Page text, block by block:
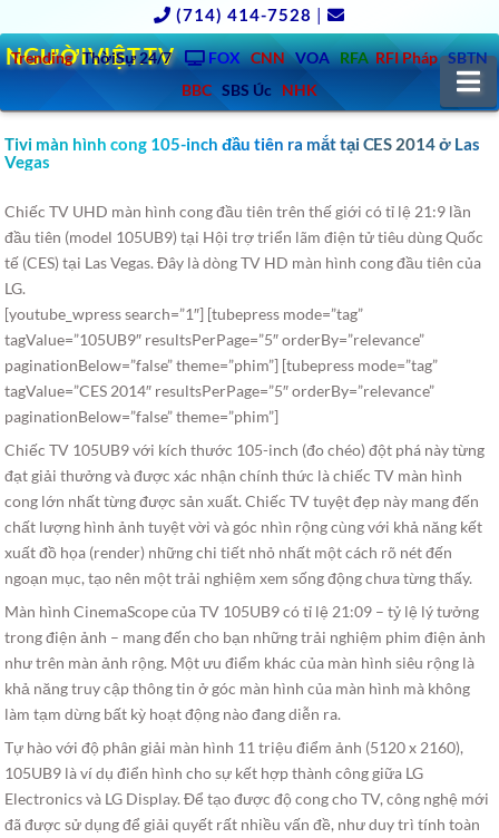
(714) 414-7528 |
Trending ThờiSự 24/7 FOX CNN VOA RFA RFI Pháp SBTN
BBC SBS Úc NHK
NGƯỜIVIỆT.TV
Tivi màn hình cong 105-inch đầu tiên ra mắt tại CES 2014 ở Las
Vegas
Chiếc TV UHD màn hình cong đầu tiên trên thế giới có tỉ lệ 21:9 lần
đầu tiên (model 105UB9) tại Hội trợ triển lãm điện tử tiêu dùng Quốc
tế (CES) tại Las Vegas. Đây là dòng TV HD màn hình cong đầu tiên của
LG.
[youtube_wpress search=”1″] [tubepress mode=”tag”
tagValue=”105UB9″ resultsPerPage=”5″ orderBy=”relevance”
paginationBelow=”false” theme=”phim”] [tubepress mode=”tag”
tagValue=”CES 2014″ resultsPerPage=”5″ orderBy=”relevance”
paginationBelow=”false” theme=”phim”]
Chiếc TV 105UB9 với kích thước 105-inch (đo chéo) đột phá này từng
đạt giải thưởng và được xác nhận chính thức là chiếc TV màn hình
cong lớn nhất từng được sản xuất. Chiếc TV tuyệt đẹp này mang đến
chất lượng hình ảnh tuyệt vời và góc nhìn rộng cùng với khả năng kết
xuất đồ họa (render) những chi tiết nhỏ nhất một cách rõ nét đến
ngoạn mục, tạo nên một trải nghiệm xem sống động chưa từng thấy.
Màn hình CinemaScope của TV 105UB9 có tỉ lệ 21:09 – tỷ lệ lý tưởng
trong điện ảnh – mang đến cho bạn những trải nghiệm phim điện ảnh
như trên màn ảnh rộng. Một ưu điểm khác của màn hình siêu rộng là
khả năng truy cập thông tin ở góc màn hình của màn hình mà không
làm tạm dừng bất kỳ hoạt động nào đang diễn ra.
Tự hào với độ phân giải màn hình 11 triệu điểm ảnh (5120 x 2160),
105UB9 là ví dụ điển hình cho sự kết hợp thành công giữa LG
Electronics và LG Display. Để tạo được độ cong cho TV, công nghệ mới
đã được sử dụng để giải quyết rất nhiều vấn đề, như duy trì tính toàn